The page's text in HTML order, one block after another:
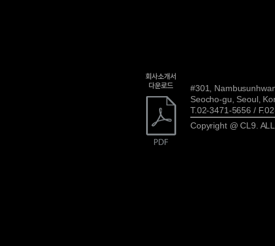
회사소개서
다운로드
#301,
Seocho-gu, Seoul,
T.02-3471-5656 /
Copyright @ CL9.